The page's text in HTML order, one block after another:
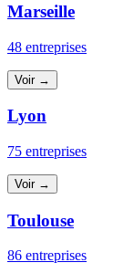
Marseille
48 entreprises
Voir →
Lyon
75 entreprises
Voir →
Toulouse
86 entreprises